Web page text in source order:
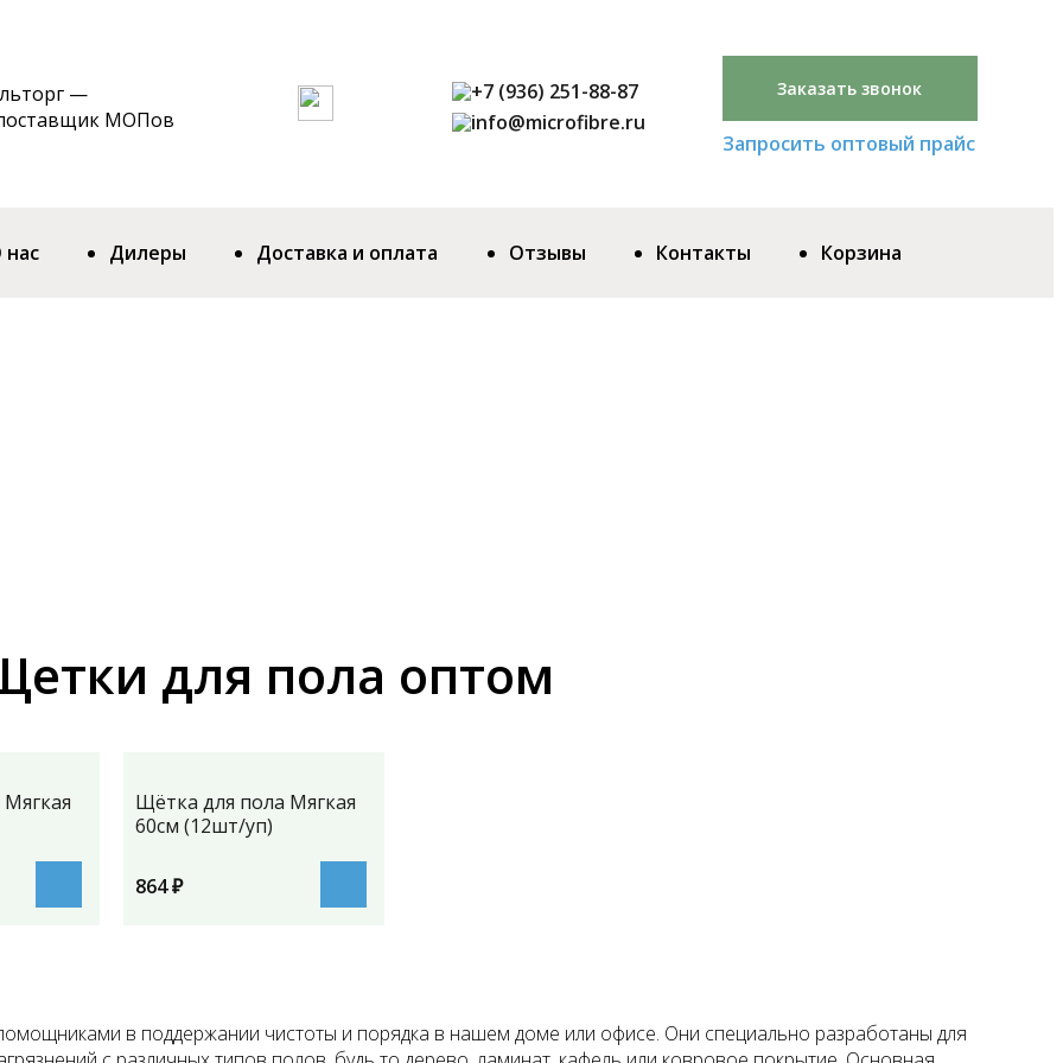
—
поставщик МОПов
+7 (936) 251-88-87
info@microfibre.ru
Заказать звонок
Запросить оптовый прайс
нас Дилеры Доставка и оплата Отзывы Контакты Корзина
для пола оптом
Щётка для пола Мягкая
60см (12шт/уп)
864₽
в поддержании чистоты и порядка в нашем доме или офисе. Они специально разработаны для